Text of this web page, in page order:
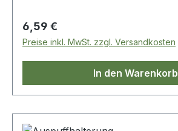
Regulärer Preis:
6,59 €
Preise inkl. MwSt. zzgl. Versandkosten
In den Warenkorb